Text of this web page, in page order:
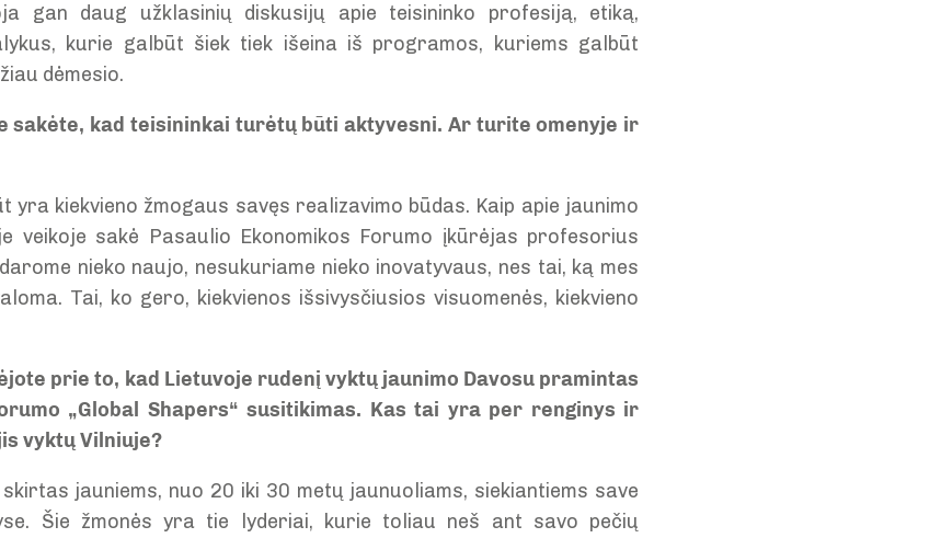
gan daug užklasinių diskusijų apie teisininko profesiją, etiką,
kurie galbūt šiek tiek išeina iš programos, kuriems galbūt
dėmesio.
sakėte, kad teisininkai turėtų būti aktyvesni. Ar turite omenyje ir
yra kiekvieno žmogaus savęs realizavimo būdas. Kaip apie jaunimo
veikoje sakė Pasaulio Ekonomikos Forumo įkūrėjas profesorius
nieko naujo, nesukuriame nieko inovatyvaus, nes tai, ką mes
Tai, ko gero, kiekvienos išsivysčiusios visuomenės, kiekvieno
prie to, kad Lietuvoje rudenį vyktų jaunimo Davosu pramintas
„Global Shapers“ susitikimas. Kas tai yra per renginys ir
vyktų Vilniuje?
skirtas jauniems, nuo 20 iki 30 metų jaunuoliams, siekiantiems save
Šie žmonės yra tie lyderiai, kurie toliau neš ant savo pečių